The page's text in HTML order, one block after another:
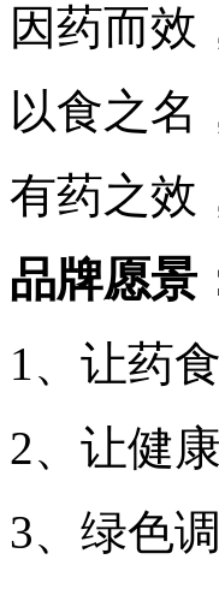
因药而效
以食之名
有药之效
品牌愿景
1、让药
2、让健
3、绿色